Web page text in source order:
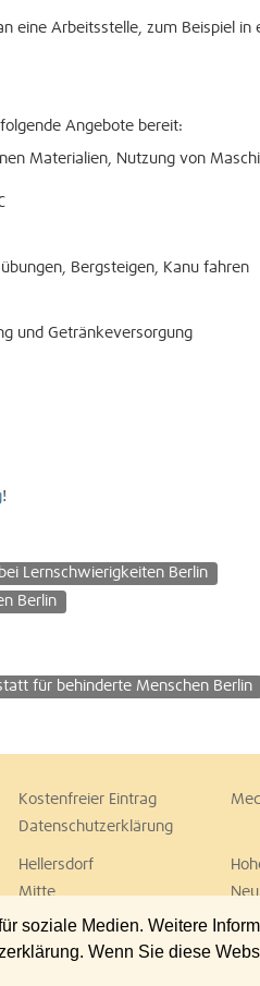
soziale Medien. Weitere
Wenn Sie diese
eine Arbeitsstelle, zum Beispiel in
Angebote bereit:
Materialien, Nutzung von
Bergsteigen, Kanu fahren
und Getränkeversorgung
!
Lernschwierigkeiten Berlin
Berlin
für behinderte Menschen Berlin
Kostenfreier Eintrag
Datenschutzerklärung
Hellersdorf
Mitte
Spandau
Wedding